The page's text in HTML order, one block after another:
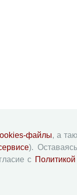
файлы, а
).
с